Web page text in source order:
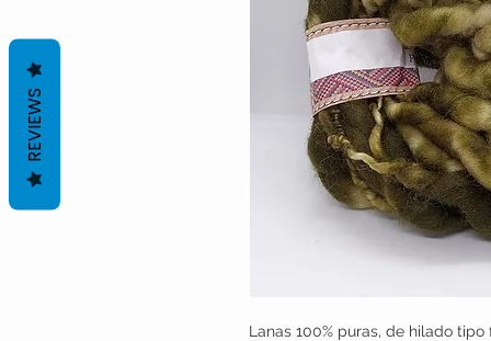
Lanas 100% puras, de hilado
REVIEWS